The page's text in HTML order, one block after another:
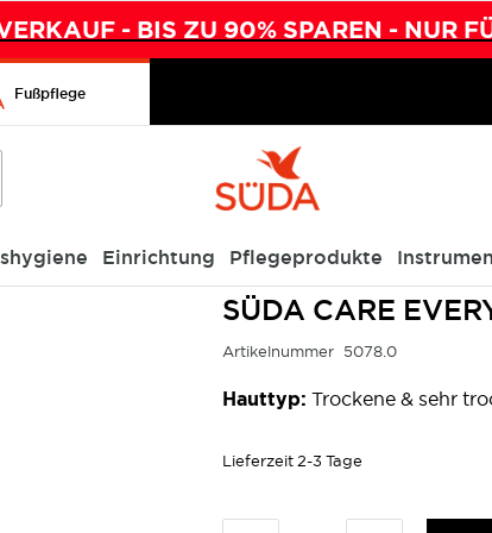
- BIS ZU 90% SPAREN - NUR
Fußpflege
Einrichtung Pflegeprodukte
200 ml
SÜDA CARE
Artikelnummer 5078.0
Hauttyp: Trockene & sehr
Lieferzeit 2-3 Tage